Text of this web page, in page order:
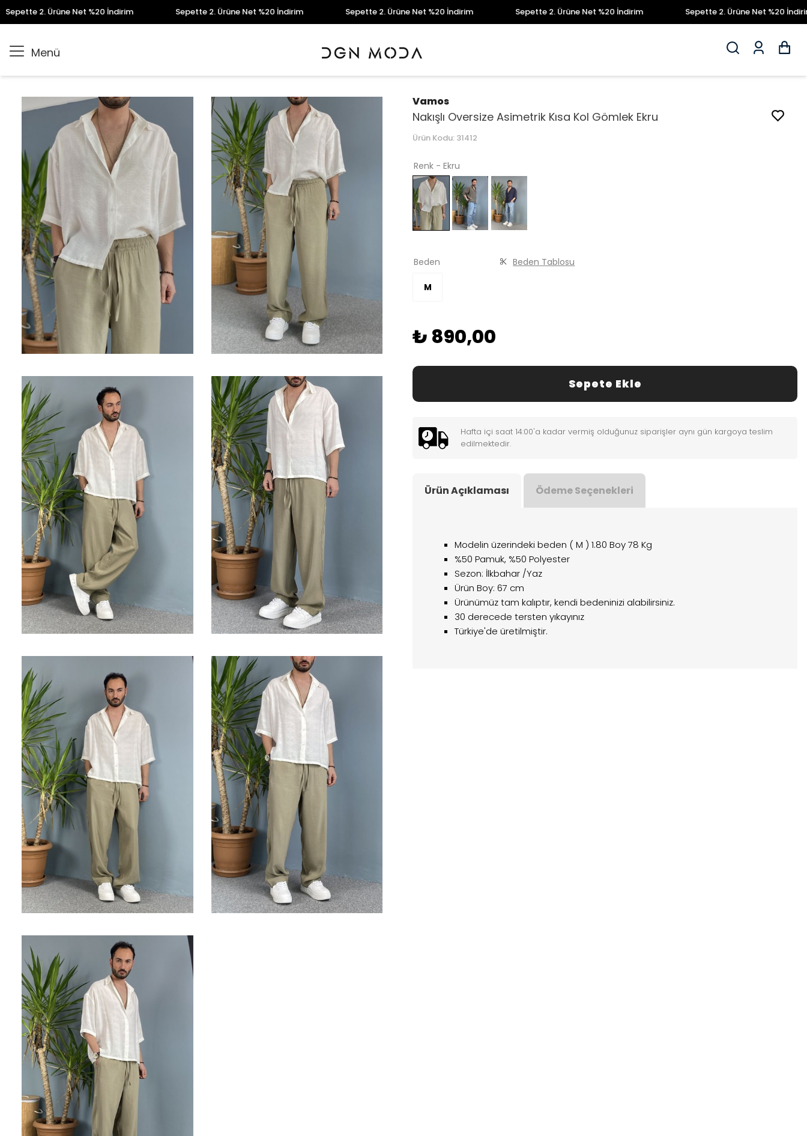
2. Ürüne Net %20 İndirim Sepette 2. Ürüne Net %20 İndirim Sepette 2. Ürüne Net %20 İndirim Sepette 2. Ürüne Net %20 İndirim Sepette 2. Ürüne Net %20 İndirim
Menü
Vamos
Nakışlı Oversize Asimetrik Kısa Kol Gömlek Ekru
Ürün Kodu: 31412
Renk - Ekru
Beden Beden Tablosu
M
₺ 890,00
Sepete Ekle
Hafta içi saat 14:00'a kadar vermiş olduğunuz siparişler aynı gün kargoya teslim
edilmektedir.
Ürün Açıklaması Ödeme Seçenekleri
Modelin üzerindeki beden ( M ) 1.80 Boy 78 Kg
%50 Pamuk, %50 Polyester
Sezon: İlkbahar /Yaz
Ürün Boy: 67 cm
Ürünümüz tam kalıptır, kendi bedeninizi alabilirsiniz.
30 derecede tersten yıkayınız
Türkiye'de üretilmiştir.